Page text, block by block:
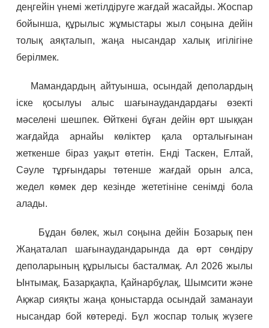
деңгейін үнемі жетілдіруге жағдай жасайды. Жоспар
бойынша, құрылыс жұмыстары жыл соңына дейін
толық аяқталып, жаңа нысандар халық игілігіне
берілмек.
Мамандардың айтуынша, осындай деполардың
іске қосылуы алыс шағынаудандардағы өзекті
мәселені шешпек. Өйткені бұған дейін өрт шыққан
жағдайда арнайы көліктер қала орталығынан
жеткенше біраз уақыт өтетін. Енді Таскен, Елтай,
Сәуле тұрғындары төтенше жағдай орын алса,
жедел көмек дер кезінде жететініне сенімді бола
алады.
Бұдан бөлек, жыл соңына дейін Бозарық пен
Жаңаталап шағынаудандарында да өрт сөндіру
деполарының құрылысы басталмақ. Ал 2026 жылы
Ынтымақ, Базарқақпа, Қайнарбұлақ, Шымсити және
Ақжар сияқты жаңа қоныстарда осындай заманауи
нысандар бой көтереді. Бұл жоспар толық жүзеге